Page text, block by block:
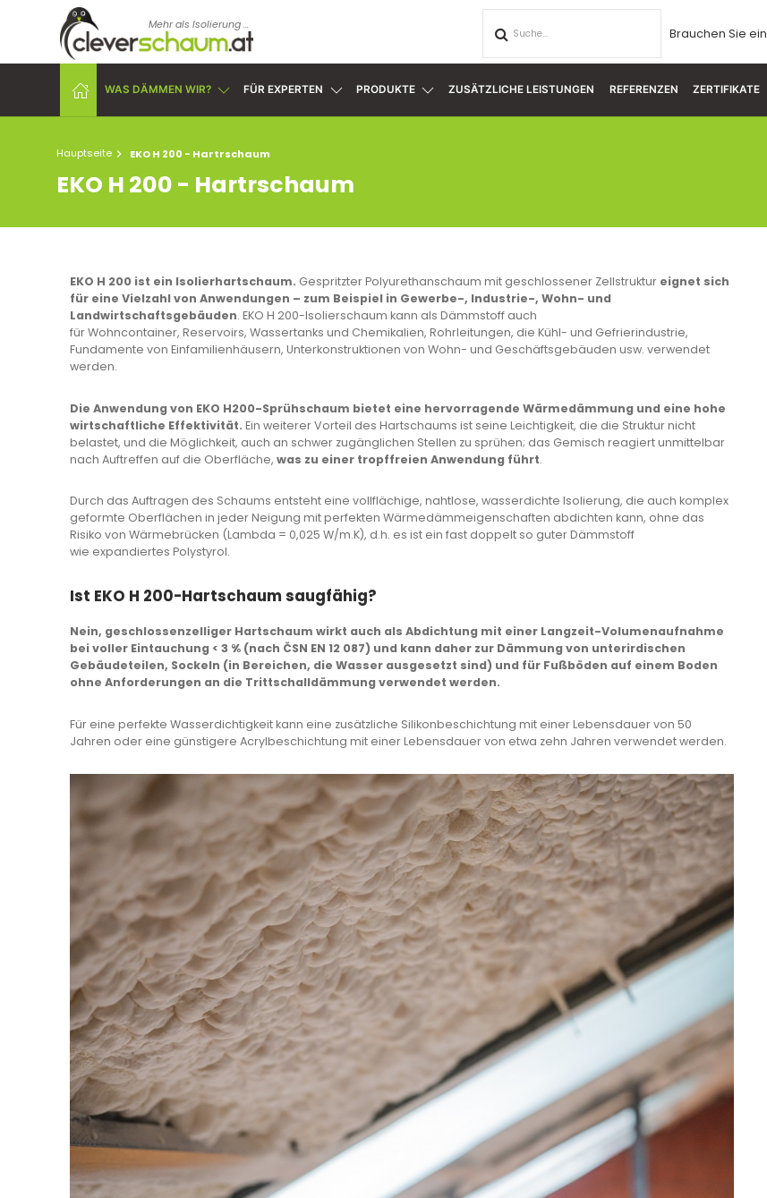
Mehr als Isolierung ...
Brauchen Sie
WAS DÄMMEN WIR? FÜR EXPERTEN PRODUKTE ZUSÄTZLICHE LEISTUNGEN REFERENZEN ZERTIFIKATE
Hauptseite EKO H 200 - Hartrschaum
EKO H 200 - Hartrschaum
EKO H 200 ist ein Isolierhartschaum. Gespritzter Polyurethanschaum mit geschlossener Zellstruktur eignet sich
für eine Vielzahl von Anwendungen – zum Beispiel in Gewerbe-, Industrie-, Wohn- und
Landwirtschaftsgebäuden. EKO H 200-Isolierschaum kann als Dämmstoff auch
fürWohncontainer, Reservoirs, Wassertanks und Chemikalien, Rohrleitungen, die Kühl- und Gefrierindustrie,
Fundamente von Einfamilienhäusern, Unterkonstruktionen von Wohn- und Geschäftsgebäuden usw. verwendet
werden.
Die Anwendung von EKO H200-Sprühschaum bietet eine hervorragende Wärmedämmung und eine hohe
wirtschaftliche Effektivität. Ein weiterer Vorteil des Hartschaums ist seine Leichtigkeit, die die Struktur nicht
belastet, und die Möglichkeit, auch an schwer zugänglichen Stellen zu sprühen; das Gemisch reagiert unmittelbar
nach Auftreffen auf die Oberfläche, was zu einer tropffreien Anwendung führt.
Durch das Auftragen des Schaums entsteht eine vollflächige, nahtlose, wasserdichte Isolierung, die auch komplex
geformte Oberflächen in jeder Neigung mit perfekten Wärmedämmeigenschaften abdichten kann, ohne das
Risiko von Wärmebrücken (Lambda = 0,025 W/m.K), d.h. es ist ein fast doppelt so guter Dämmstoff
wie expandiertes Polystyrol.
Ist EKO H 200-Hartschaum saugfähig?
Nein, geschlossenzelliger Hartschaum wirkt auch als Abdichtung mit einer Langzeit-Volumenaufnahme
bei voller Eintauchung < 3 % (nach ČSN EN 12 087) und kann daher zur Dämmung von unterirdischen
Gebäudeteilen, Sockeln (in Bereichen, die Wasser ausgesetzt sind) und für Fußböden auf einem Boden
ohne Anforderungen an die Trittschalldämmung verwendet werden.
Für eine perfekte Wasserdichtigkeit kann eine zusätzliche Silikonbeschichtung mit einer Lebensdauer von 50
Jahren oder eine günstigere Acrylbeschichtung mit einer Lebensdauer von etwa zehn Jahren verwendet werden.